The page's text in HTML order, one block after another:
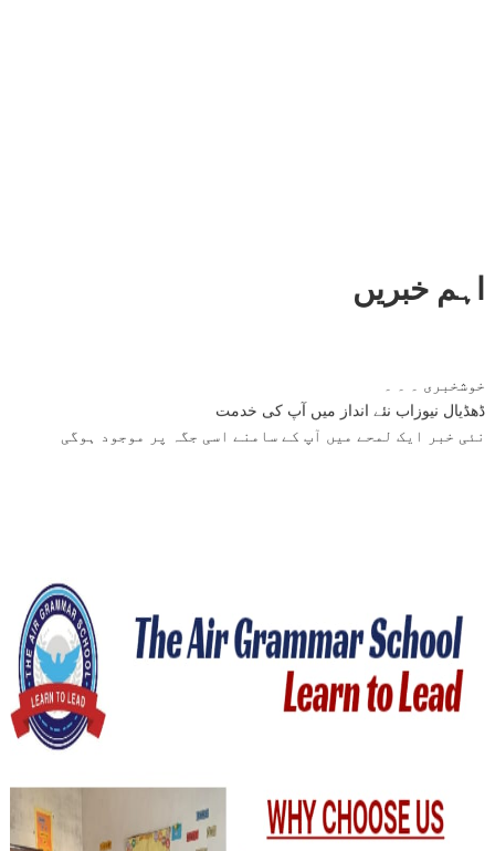
اہم خبریں
ڈھڈیال نیوزاب نئے انداز میں آپ کی خدمت
نئی خبر ایک لمحے میں آپ کے سامنے اسی جگہ پر موجود ہوگی